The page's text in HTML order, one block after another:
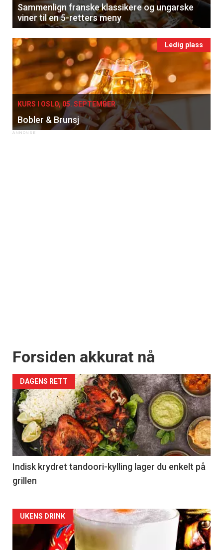
Sammenlign franske klassikere og ungarske
viner til en 5-retters meny
Ledig plass
KURS I OSLO, 05. SEPTEMBER
Bobler & Brunsj
Forsiden akkurat nå
DAGENS RETT
Indisk krydret tandoori-kylling lager du enkelt på
grillen
Forsiden
akkurat
UKENS DRINK